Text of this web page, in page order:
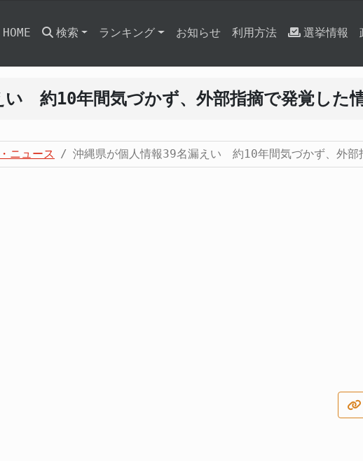
HOME 検索 ランキング お知らせ 利用方法 選挙情報
い 約10年間気づかず、外部指摘で発覚した
ニュース 沖縄県が個人情報39名漏えい 約10年間気づかず、外部